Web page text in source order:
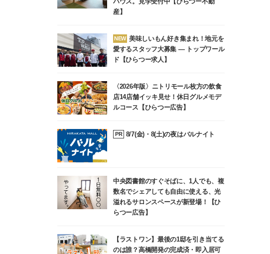
産】
NEW 美味しいもん好き集まれ！地元を
愛するスタッフ大募集 ― トップワール
ド【ひらつー求人】
〈2026年版〉ニトリモール枚方の飲食
店14店舗イッキ見せ！休日グルメモデ
ルコース【ひらつー広告】
PR 8/7(金)・8(土)の夜はバルナイト
中央図書館のすぐそばに、1人でも、複
数名でシェアしても自由に使える、光
溢れるサロンスペースが新登場！【ひ
らつー広告】
【ラストワン】最後の1邸を引き当てる
のは誰？高橋開発の完成済・即入居可